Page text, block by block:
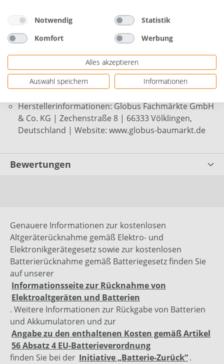
Maße: 170 x 40 cm (L x Ø)
Material: Polyethylen-Bändchengewebe
Farbe: transparent
Befestigung: zum Überziehen
wasserabweisend, strapazierfähig
Herstellerinformationen: Globus Fachmärkte GmbH
& Co. KG | Zechenstraße 8 | 66333 Völklingen,
Deutschland | Website: www.globus-baumarkt.de
Bewertungen
Genauere Informationen zur kostenlosen
Altgeräterücknahme gemäß Elektro- und
Elektronikgerätegesetz sowie zur kostenlosen
Batterierücknahme gemäß Batteriegesetz finden Sie
auf unserer
Informationsseite zur Rücknahme von
Elektroaltgeräten und Batterien
. Weitere Informationen zur Rückgabe von Batterien
und Akkumulatoren und zur
Angabe zu den enthaltenen Kosten gemäß Artikel
56 Absatz 4 EU-Batterieverordnung
finden Sie bei der Initiative „Batterie-Zurück“.
Notwendig
Statistik
Komfort
Werbung
Alles akzeptieren
Auswahl speichern
Informationen